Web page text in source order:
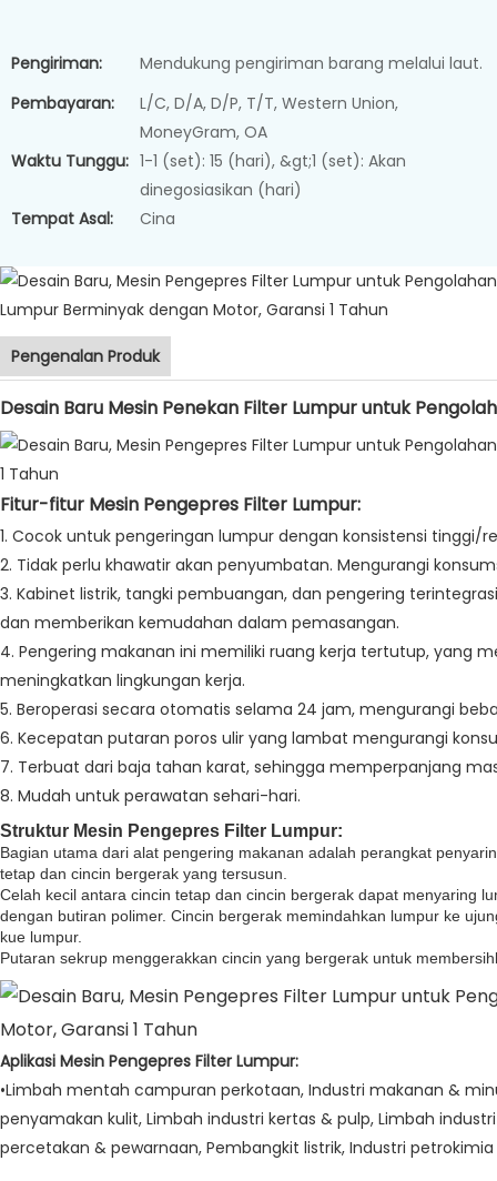
Pengiriman:
Mendukung pengiriman barang melalui laut.
Pembayaran:
L/C, D/A, D/P, T/T, Western Union,
MoneyGram, OA
Waktu Tunggu: 1-1 (set): 15 (hari), &gt;1 (set): Akan
dinegosiasikan (hari)
Tempat Asal:
Cina
Pengenalan Produk
Desain Baru Mesin Penekan Filter Lumpur untuk
Fitur-fitur Mesin Pengepres Filter Lumpur:
1. Cocok untuk pengeringan lumpur dengan konsistensi tinggi/
2. Tidak perlu khawatir akan penyumbatan. Mengurangi
3. Kabinet listrik, tangki pembuangan, dan pengering
dan memberikan kemudahan dalam pemasangan.
4. Pengering makanan ini memiliki ruang kerja tertutup, yang
meningkatkan lingkungan kerja.
5. Beroperasi secara otomatis selama 24 jam, mengurangi
6. Kecepatan putaran poros ulir yang lambat mengurangi
7. Terbuat dari baja tahan karat, sehingga memperpanjang
8. Mudah untuk perawatan sehari-hari.
Struktur Mesin Pengepres Filter Lumpur:
Bagian utama dari alat pengering makanan adalah perangkat
tetap dan cincin bergerak yang tersusun.
Celah kecil antara cincin tetap dan cincin bergerak dapat menyaring
dengan butiran polimer. Cincin bergerak memindahkan lumpur ke
kue lumpur.
Putaran sekrup menggerakkan cincin yang bergerak untuk
Aplikasi Mesin Pengepres Filter Lumpur:
•Limbah mentah campuran perkotaan, Industri makanan &
penyamakan kulit, Limbah industri kertas & pulp, Limbah
percetakan & pewarnaan, Pembangkit listrik, Industri petrokimia